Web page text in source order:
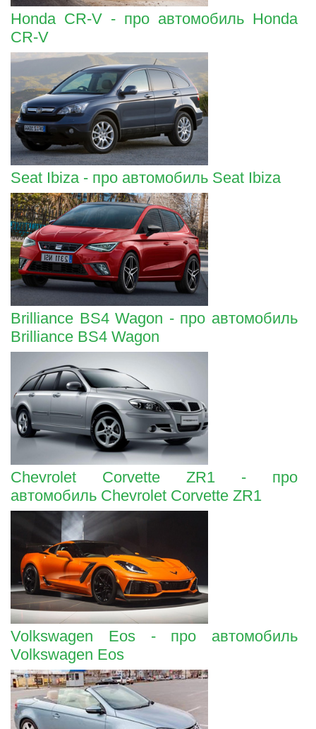
Honda CR-V - про автомобиль Honda
CR-V
Seat Ibiza - про автомобиль Seat Ibiza
Brilliance BS4 Wagon - про автомобиль
Brilliance BS4 Wagon
Chevrolet Corvette ZR1 - про
автомобиль Chevrolet Corvette ZR1
Volkswagen Eos - про автомобиль
Volkswagen Eos